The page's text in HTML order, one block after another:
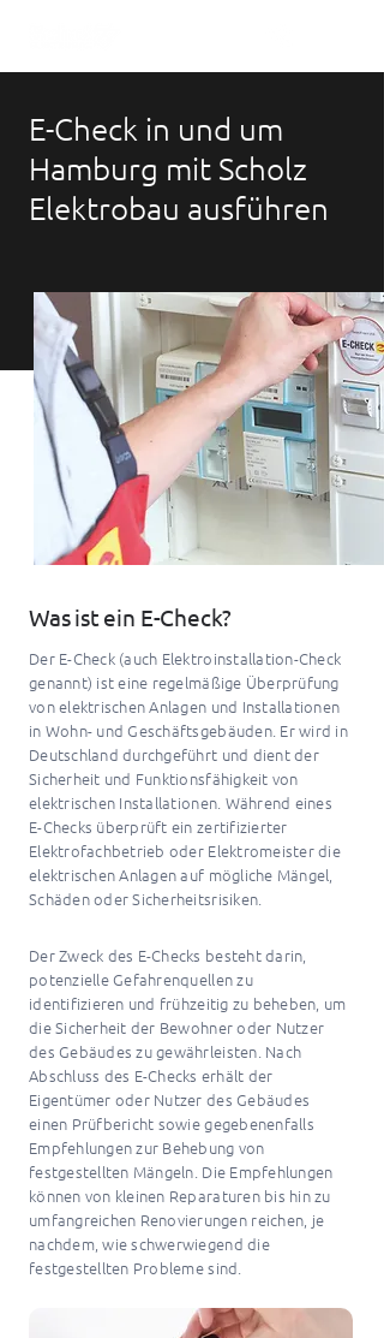
E-Check in und um
Hamburg mit Scholz
Elektrobau ausführen
Was ist ein E-Check?
Der E-Check (auch Elektroinstallation-Check
genannt) ist eine regelmäßige Überprüfung
von elektrischen Anlagen und Installationen
in Wohn- und Geschäftsgebäuden. Er wird in
Deutschland durchgeführt und dient der
Sicherheit und Funktionsfähigkeit von
elektrischen Installationen. Während eines
E-Checks überprüft ein zertifizierter
Elektrofachbetrieb oder Elektromeister die
elektrischen Anlagen auf mögliche Mängel,
Schäden oder Sicherheitsrisiken.
Der Zweck des E-Checks besteht darin,
potenzielle Gefahrenquellen zu
identifizieren und frühzeitig zu beheben, um
die Sicherheit der Bewohner oder Nutzer
des Gebäudes zu gewährleisten. Nach
Abschluss des E-Checks erhält der
Eigentümer oder Nutzer des Gebäudes
einen Prüfbericht sowie gegebenenfalls
Empfehlungen zur Behebung von
festgestellten Mängeln. Die Empfehlungen
können von kleinen Reparaturen bis hin zu
umfangreichen Renovierungen reichen, je
nachdem, wie schwerwiegend die
festgestellten Probleme sind.